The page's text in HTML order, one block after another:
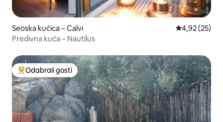
Seoska kućica – Calvi Prosječna
4,92 (25)
Predivna kuća – Nautilus
Među najviše rangiranima s oznakom „Odabrali gosti”
Odabrali gosti